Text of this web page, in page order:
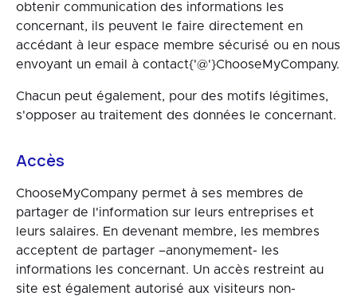
obtenir communication des informations les
concernant, ils peuvent le faire directement en
accédant à leur espace membre sécurisé ou en nous
envoyant un email à contact{'@'}ChooseMyCompany.
Chacun peut également, pour des motifs légitimes,
s'opposer au traitement des données le concernant.
Accès
ChooseMyCompany permet à ses membres de
partager de l'information sur leurs entreprises et
leurs salaires. En devenant membre, les membres
acceptent de partager –anonymement- les
informations les concernant. Un accès restreint au
site est également autorisé aux visiteurs non-